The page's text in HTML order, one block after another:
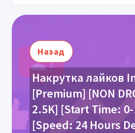
Назад
Накрутка лайков
[Premium] [NON
2.5K] [Start Time:
[Speed: 24 Hours